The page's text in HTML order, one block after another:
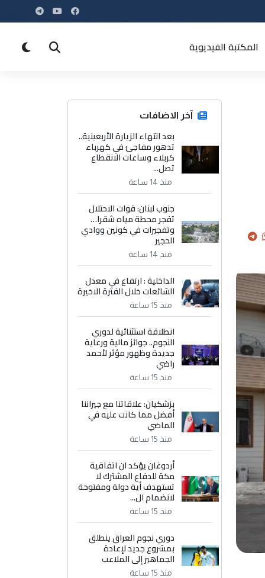
المكتبة الفيديوية
آخر الاضافات
بعد انتهاء الزيارة الأربعينية..
تدهور مفاجئ في كهرباء
كربلاء وساعات الانقطاع
تصل...
منذ 14 ساعة
جنوب لبنان: قوات الاحتلال
تفجر محطة مياه شقرا…
وتفجيرات في كونين ووادي
الحجير
منذ 14 ساعة
الداخلية : ارتفاع في معدل
الشائعات خلال الفترة الاخيرة
منذ 15 ساعة
انطلاقة استثنائية لدوري
النجوم.. جوائز مالية ورعاية
جديدة وظهور مؤثر لأحمد
راضي
منذ 15 ساعة
بزشكيان: علاقاتنا مع جيراننا
أفضل مما كانت عليه في
الماضي
منذ 15 ساعة
أردوغان يؤكد ان اتفاقية
مكة للدفاع المشترك لا
تستهدف أية دولة ومفتوحة
لانضمام ال...
منذ 15 ساعة
دوري نجوم العراق ينطلق
بمشروع جديد لإعادة
الجماهير إلى الملاعب
منذ 15 ساعة